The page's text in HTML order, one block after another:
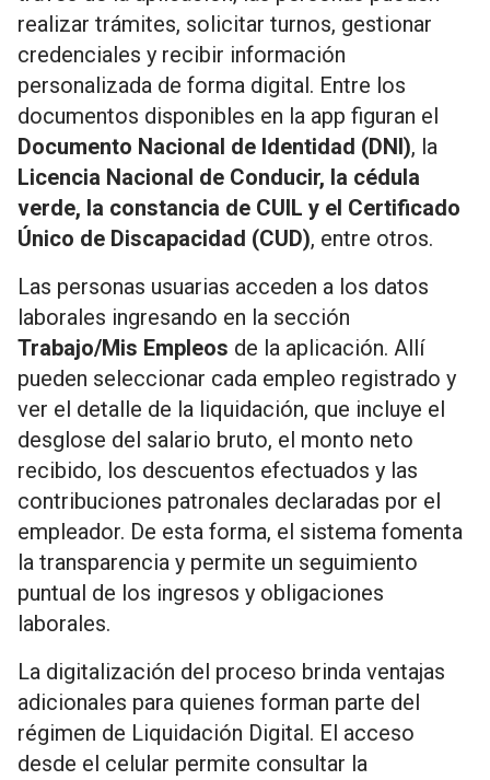
realizar trámites, solicitar turnos, gestionar
credenciales y recibir información
personalizada de forma digital. Entre los
documentos disponibles en la app figuran el
Documento Nacional de Identidad (DNI), la
Licencia Nacional de Conducir, la cédula
verde, la constancia de CUIL y el Certificado
Único de Discapacidad (CUD), entre otros.
Las personas usuarias acceden a los datos
laborales ingresando en la sección
Trabajo/Mis Empleos de la aplicación. Allí
pueden seleccionar cada empleo registrado y
ver el detalle de la liquidación, que incluye el
desglose del salario bruto, el monto neto
recibido, los descuentos efectuados y las
contribuciones patronales declaradas por el
empleador. De esta forma, el sistema fomenta
la transparencia y permite un seguimiento
puntual de los ingresos y obligaciones
laborales.
La digitalización del proceso brinda ventajas
adicionales para quienes forman parte del
régimen de Liquidación Digital. El acceso
desde el celular permite consultar la